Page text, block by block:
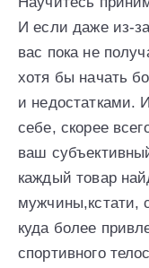
И если даже из-
вас пока не
хотя бы начать
и недостатками.
себе, скорее
ваш
каждый товар
мужчины,кстати,
куда более
спортивного